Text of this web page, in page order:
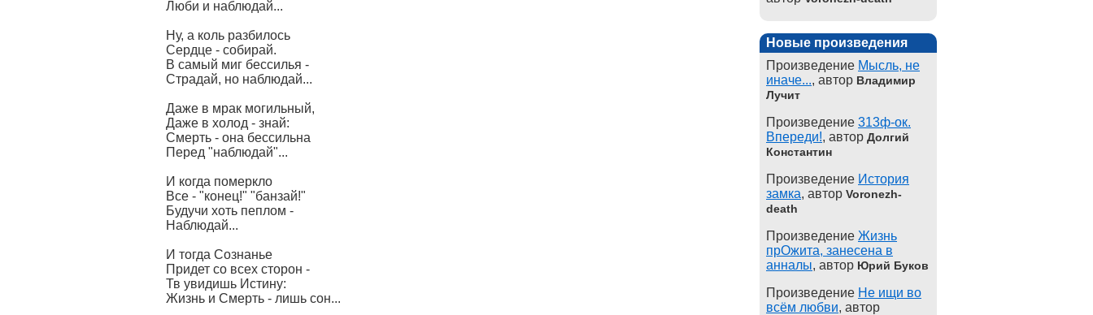
Люби и наблюдай...
Ну, а коль разбилось
Сердце - собирай.
В самый миг бессилья -
Страдай, но наблюдай...
Даже в мрак могильный,
Даже в холод - знай:
Смерть - она бессильна
Перед "наблюдай"...
И когда померкло
Все - "конец!" "банзай!"
Будучи хоть пеплом -
Наблюдай...
И тогда Сознанье
Придет со всех сторон -
Тв увидишь Истину:
Жизнь и Смерть - лишь сон...
Новые произведения
Произведение Мысль, не
иначе..., автор Владимир
Лучит
Произведение 313ф-ок.
Впереди!, автор Долгий
Константин
Произведение История
замка, автор Voronezh-
death
Произведение Жизнь
прОжита, занесена в
анналы, автор Юрий Буков
Произведение Не ищи во
всём любви, автор